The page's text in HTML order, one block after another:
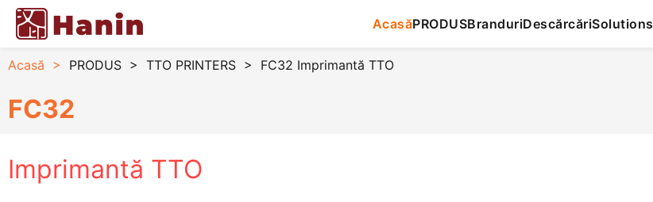
AcasăPRODUSBranduriDescărcăriSolutions
Acasă > PRODUS > TTO PRINTERS > FC32 Imprimantă TTO
FC32
Imprimantă TTO